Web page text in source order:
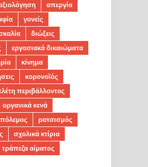
απεργία
γονείς
διώξεις
εργασιακά δικαιώματα
κίνημα
κορονοϊός
περιβάλλοντος
οργανικά κενά
πόλεμος
ρατσισμός
σχολικά κτίρια
τράπεζα αίματος